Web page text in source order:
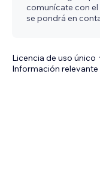
comunícate con
se pondrá en
Licencia de uso único
Información relevante